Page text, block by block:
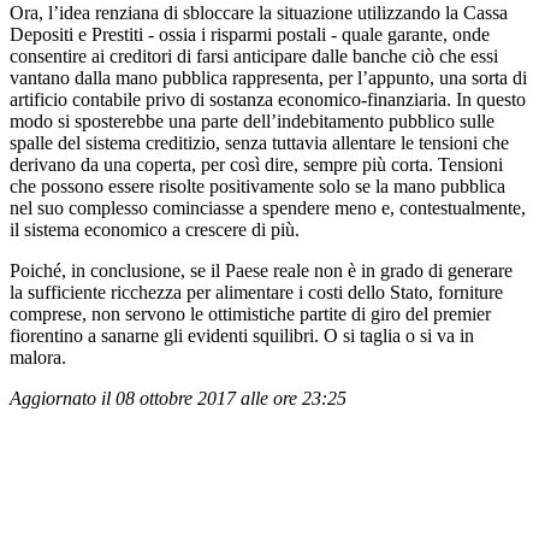
Ora, l’idea renziana di sbloccare la situazione utilizzando la Cassa
Depositi e Prestiti - ossia i risparmi postali - quale garante, onde
consentire ai creditori di farsi anticipare dalle banche ciò che essi
vantano dalla mano pubblica rappresenta, per l’appunto, una sorta di
artificio contabile privo di sostanza economico-finanziaria. In questo
modo si sposterebbe una parte dell’indebitamento pubblico sulle
spalle del sistema creditizio, senza tuttavia allentare le tensioni che
derivano da una coperta, per così dire, sempre più corta. Tensioni
che possono essere risolte positivamente solo se la mano pubblica
nel suo complesso cominciasse a spendere meno e, contestualmente,
il sistema economico a crescere di più.
Poiché, in conclusione, se il Paese reale non è in grado di generare
la sufficiente ricchezza per alimentare i costi dello Stato, forniture
comprese, non servono le ottimistiche partite di giro del premier
fiorentino a sanarne gli evidenti squilibri. O si taglia o si va in
malora.
Aggiornato il 08 ottobre 2017 alle ore 23:25